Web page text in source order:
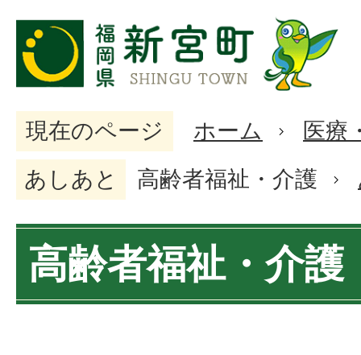
現在のページ ホーム
医療
あしあと
高齢者福祉・介護
高齢者福祉・介護